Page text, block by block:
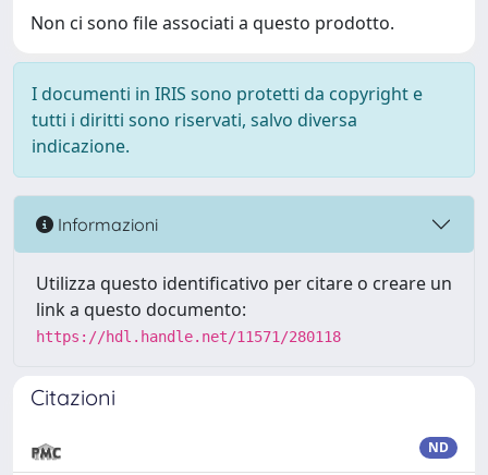
Non ci sono file associati a questo prodotto.
I documenti in IRIS sono protetti da copyright e
tutti i diritti sono riservati, salvo diversa
indicazione.
Informazioni
Utilizza questo identificativo per citare o creare un
link a questo documento:
https://hdl.handle.net/11571/280118
Citazioni
ND